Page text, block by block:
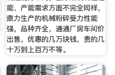
能、产能需求方面不完全同样，
鼎力生产的机械粉碎受力性能
强，品种齐全，通通厂房车间价
出售，优惠的几万块钱，贵的几
十万到上百万不等。